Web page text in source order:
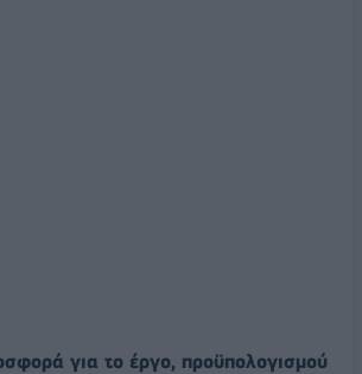
για το έργο, προϋπολογισμού